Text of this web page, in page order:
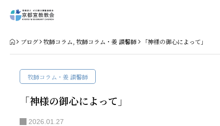
Home
ブログ 牧師コラム 牧師コラム・姜 讃馨師 「神様の御心によって」
牧師コラム・姜 讃馨師
「神様の御心によって」
2026.01.27